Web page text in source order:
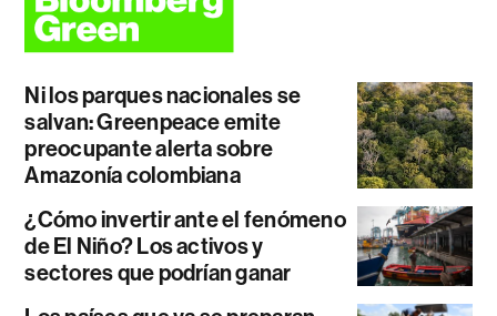
Ni los parques nacionales se
salvan: Greenpeace emite
preocupante alerta sobre
Amazonía colombiana
¿Cómo invertir ante el fenómeno
de El Niño? Los activos y
sectores que podrían ganar